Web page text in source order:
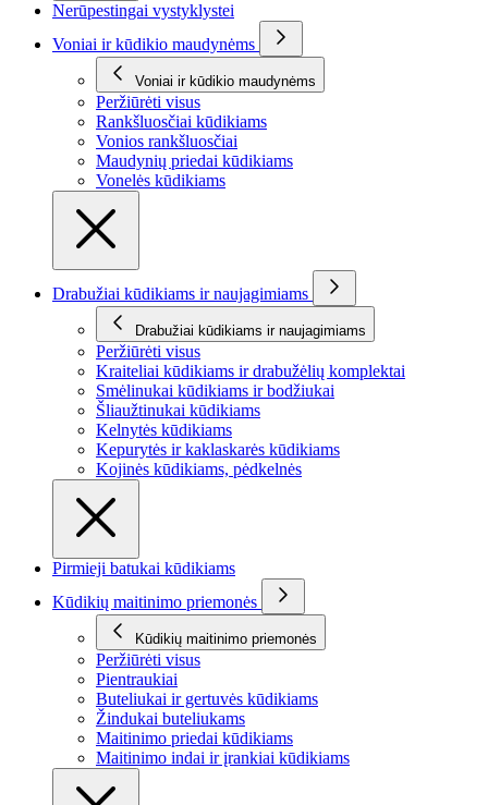
Nerūpestingai vystyklystei
Voniai ir kūdikio maudynėms
Voniai ir kūdikio maudynėms
Peržiūrėti visus
Rankšluosčiai kūdikiams
Vonios rankšluosčiai
Maudynių priedai kūdikiams
Vonelės kūdikiams
Drabužiai kūdikiams ir naujagimiams
Drabužiai kūdikiams ir naujagimiams
Peržiūrėti visus
Kraiteliai kūdikiams ir drabužėlių komplektai
Smėlinukai kūdikiams ir bodžiukai
Šliaužtinukai kūdikiams
Kelnytės kūdikiams
Kepurytės ir kaklaskarės kūdikiams
Kojinės kūdikiams, pėdkelnės
Pirmieji batukai kūdikiams
Kūdikių maitinimo priemonės
Kūdikių maitinimo priemonės
Peržiūrėti visus
Pientraukiai
Buteliukai ir gertuvės kūdikiams
Žindukai buteliukams
Maitinimo priedai kūdikiams
Maitinimo indai ir įrankiai kūdikiams